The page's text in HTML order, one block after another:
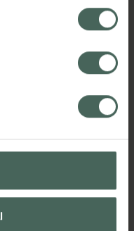
innan återkallelsen.
hittar oss från Skåne i
vårt uppdrag att